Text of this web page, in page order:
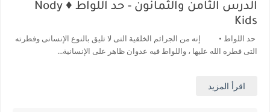
الدرس الثامن والثمانون - حد اللواط ♦️ Nody
Kids
حد اللواط • إنه من الجرائم الخلقية التى لا تليق بالنوع الإنسانى وفطرته
التى فطره الله عليها ، واللواط فيه عدوان ظاهر على الإنسانية...
اقرأ المزيد